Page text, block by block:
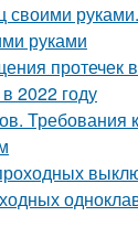
своими
руками
протечек
2022 году
Требования